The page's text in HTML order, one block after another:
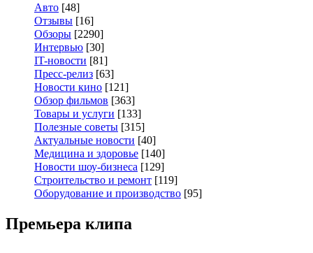
Авто [48]
Отзывы [16]
Обзоры [2290]
Интервью [30]
IT-новости [81]
Пресс-релиз [63]
Новости кино [121]
Обзор фильмов [363]
Товары и услуги [133]
Полезные советы [315]
Актуальные новости [40]
Медицина и здоровье [140]
Новости шоу-бизнеса [129]
Строительство и ремонт [119]
Оборудование и производство [95]
Премьера клипа